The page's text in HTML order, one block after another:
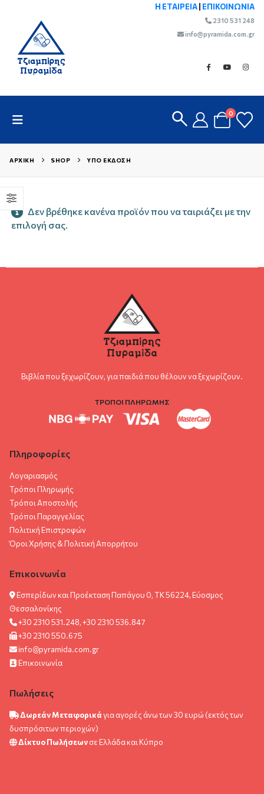
Η ΕΤΑΙΡΕΙΑ ΕΠΙΚΟΙΝΩΝΙΑ
2310 531 248
info@pyramida.com.gr
0
ΑΡΧΙΚΉ SHOP ΥΠΌ ΈΚΔΟΣΗ
Δεν βρέθηκε κανένα προϊόν που να ταιριάζει με την
επιλογή σας.
Βιβλία που ξεχωρίζουν, για παιδιά που θέλουν να ξεχωρίζουν.
ΤΡΟΠΟΙ ΠΛΗΡΩΜΗΣ
Πληροφορίες
Λογαριασμός
Τρόποι Πληρωμής
Τρόποι Αποστολής
Τρόποι Παραγγελίας
Πολιτική Επιστροφών
Όροι Χρήσης & Πολιτική Aπορρήτου
Επικοινωνία
Εσπερίδων και Προέκταση Παπάγου 0, ΤΚ 56224, Εύοσμος
Θεσσαλονίκης
+30 2310 531.248, +30 2310 536.847
+30 2310 550.675
info@pyramida.com.gr
Επικοινωνία
Πωλήσεις
Δωρεάν Μεταφορικάγια αγορές άνω των 30 ευρώ (εκτός των
δυσπρόσιτων περιοχών)
Δίκτυο Πωλήσεωνσε Ελλάδα και Κύπρο